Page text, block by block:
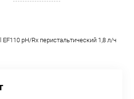
pH/Rx перистальтический 1,8 л/ч